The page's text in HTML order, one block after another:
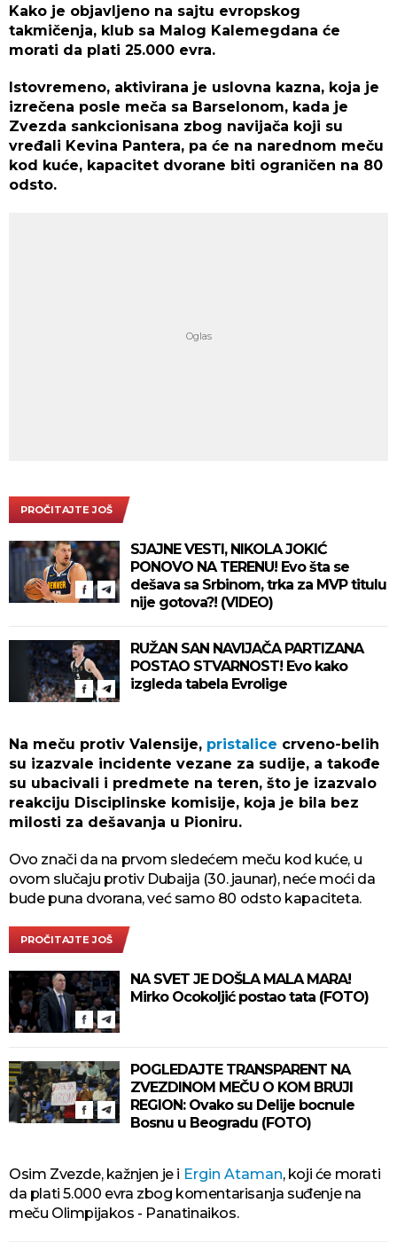
Kako je objavljeno na sajtu evropskog
takmičenja, klub sa Malog Kalemegdana će
morati da plati 25.000 evra.
Istovremeno, aktivirana je uslovna kazna, koja je
izrečena posle meča sa Barselonom, kada je
Zvezda sankcionisana zbog navijača koji su
vređali Kevina Pantera, pa će na narednom meču
kod kuće, kapacitet dvorane biti ograničen na 80
odsto.
PROČITAJTE JOŠ
SJAJNE VESTI, NIKOLA JOKIĆ
PONOVO NA TERENU! Evo šta se
dešava sa Srbinom, trka za MVP titulu
nije gotova?! (VIDEO)
RUŽAN SAN NAVIJAČA PARTIZANA
POSTAO STVARNOST! Evo kako
izgleda tabela Evrolige
Na meču protiv Valensije, pristalice crveno-belih
su izazvale incidente vezane za sudije, a takođe
su ubacivali i predmete na teren, što je izazvalo
reakciju Disciplinske komisije, koja je bila bez
milosti za dešavanja u Pioniru.
Ovo znači da na prvom sledećem meču kod kuće, u
ovom slučaju protiv Dubaija (30. jaunar), neće moći da
bude puna dvorana, već samo 80 odsto kapaciteta.
PROČITAJTE JOŠ
NA SVET JE DOŠLA MALA MARA!
Mirko Ocokoljić postao tata (FOTO)
POGLEDAJTE TRANSPARENT NA
ZVEZDINOM MEČU O KOM BRUJI
REGION: Ovako su Delije bocnule
Bosnu u Beogradu (FOTO)
Osim Zvezde, kažnjen je i Ergin Ataman, koji će morati
da plati 5.000 evra zbog komentarisanja suđenje na
meču Olimpijakos - Panatinaikos.